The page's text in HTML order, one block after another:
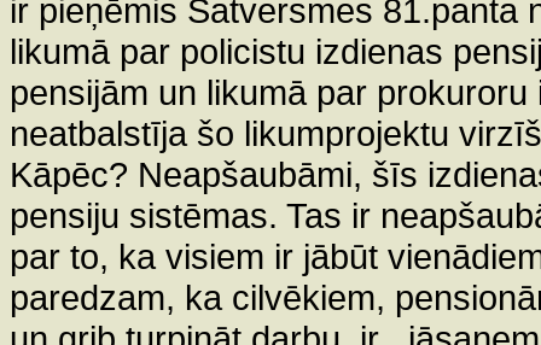
ir pieņēmis Satversmes 81.panta
likumā par policistu izdienas
pensijām un likumā par
neatbalstīja šo likumprojektu
Kāpēc? Neapšaubāmi, šīs
pensiju sistēmas. Tas ir
par to, ka visiem ir jābūt
paredzam, ka cilvēkiem,